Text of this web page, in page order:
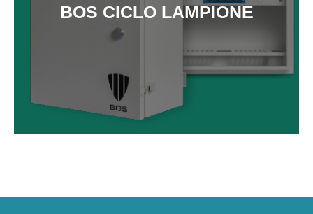
BOS CICLO LAMPIONE
SCOPRI DI PIÙ